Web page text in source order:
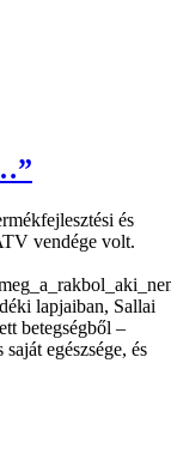
és
vendége volt.
lapjaiban, Sallai
betegségből –
egészsége, és